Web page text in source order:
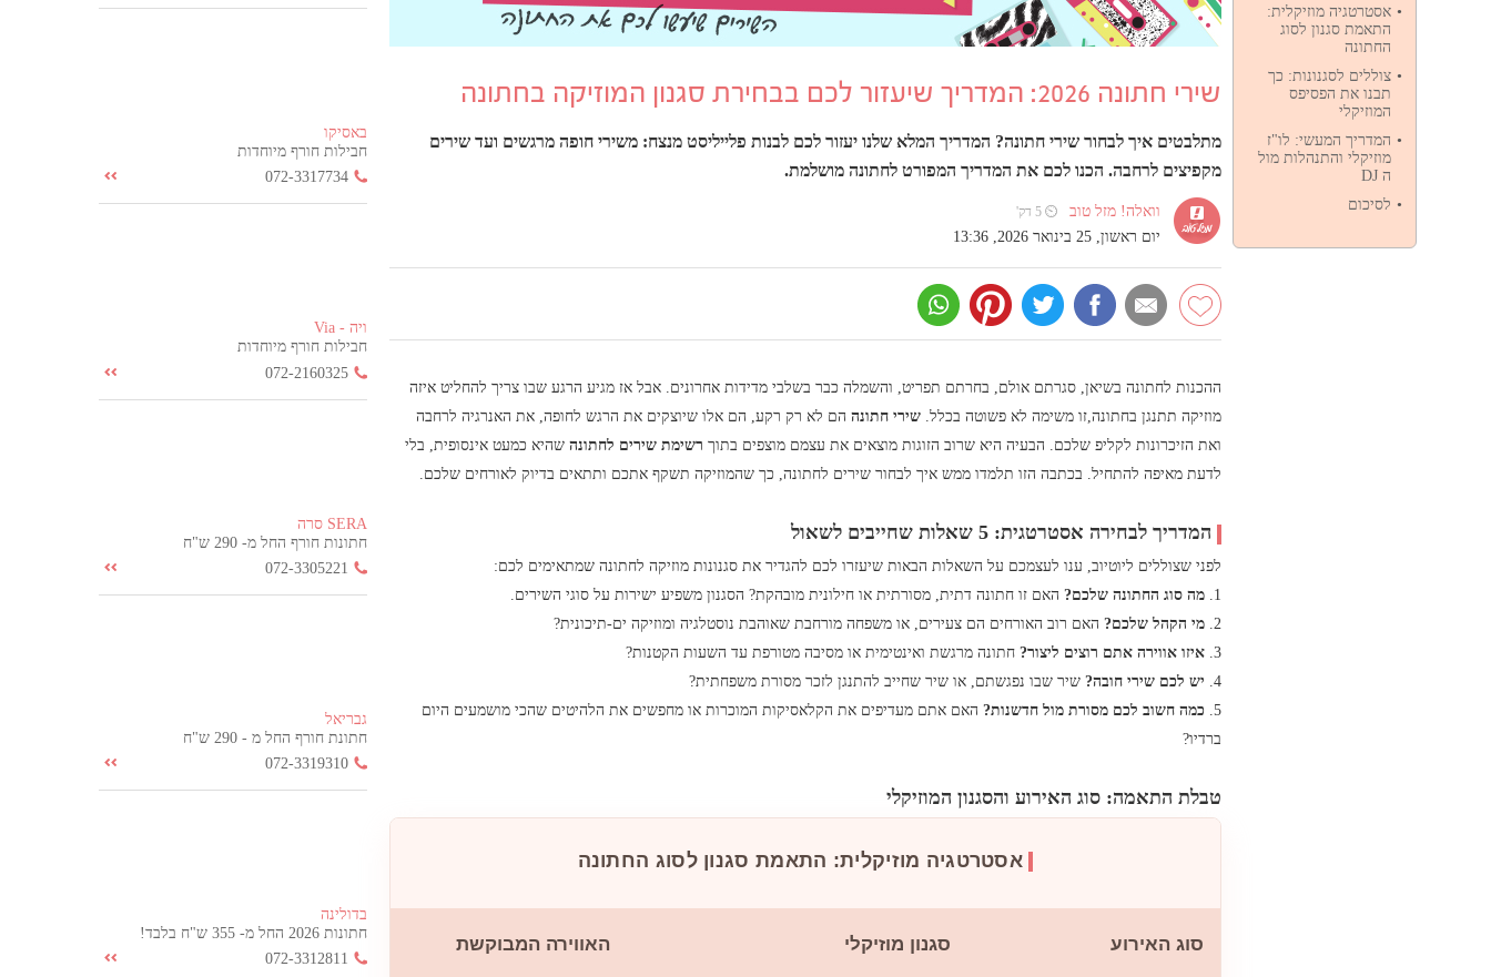
אסטרטגיה מוזיקלית:
התאמת סגנון לסוג
החתונה
צוללים לסגנונות: כך
תבנו את הפסיפס
המוזיקלי
המדריך המעשי: לו"ז
מוזיקלי והתנהלות מול
ה DJ
לסיכום
שירי חתונה 2026: המדריך שיעזור לכם בבחירת סגנון המוזיקה בחתונה
מתלבטים איך לבחור שירי חתונה? המדריך המלא שלנו יעזור לכם לבנות פלייליסט מנצח: משירי חופה מרגשים ועד שירים
מקפיצים לרחבה. הכנו לכם את המדריך המפורט לחתונה מושלמת.
וואלה! מזל טוב ⏲ 5 דק'
יום ראשון, 25 בינואר 2026, 13:36
ההכנות לחתונה בשיאן, סגרתם אולם, בחרתם תפריט, והשמלה כבר בשלבי מדידות אחרונים. אבל אז מגיע הרגע שבו צריך להחליט איזה
מוזיקה תתנגן בחתונה,זו משימה לא פשוטה בכלל.שירי חתונה הם לא רק רקע, הם אלו שיוצקים את הרגש לחופה, את האנרגיה לרחבה
ואת הזיכרונות לקליפ שלכם. הבעיה היא שרוב הזוגות מוצאים את עצמם מוצפים בתוך רשימת שירים לחתונה שהיא כמעט אינסופית, בלי
לדעת מאיפה להתחיל. בכתבה הזו תלמדו ממש איך לבחור שירים לחתונה, כך שהמוזיקה תשקף אתכם ותתאים בדיוק לאורחים שלכם.
המדריך לבחירה אסטרטגית: 5 שאלות שחייבים לשאול
לפני שצוללים ליוטיוב, ענו לעצמכם על השאלות הבאות שיעזרו לכם להגדיר את סגנונות מוזיקה לחתונה שמתאימים לכם:
1. מה סוג החתונה שלכם? האם זו חתונה דתית, מסורתית או חילונית מובהקת? הסגנון משפיע ישירות על סוגי השירים.
2. מי הקהל שלכם? האם רוב האורחים הם צעירים, או משפחה מורחבת שאוהבת נוסטלגיה ומוזיקה ים-תיכונית?
3. איזו אווירה אתם רוצים ליצור? חתונה מרגשת ואינטימית או מסיבה מטורפת עד השעות הקטנות?
4. יש לכם שירי חובה?שיר שבו נפגשתם, או שיר שחייב להתנגן לזכר מסורת משפחתית?
5. כמה חשוב לכם מסורת מול חדשנות? האם אתם מעדיפים את הקלאסיקות המוכרות או מחפשים את הלהיטים שהכי מושמעים היום
ברדיו?
טבלת התאמה: סוג האירוע והסגנון המוזיקלי
אסטרטגיה מוזיקלית: התאמת סגנון לסוג החתונה
סוג האירוע סגנון מוזיקלי האווירה המבוקשת
באסיקו
חבילות חורף מיוחדות
072-3317734
ויה - Via
חבילות חורף מיוחדות
072-2160325
SERA סרה
חתונות חורף החל מ- 290 ש"ח
072-3305221
גבריאל
חתונת חורף החל מ - 290 ש"ח
072-3319310
בדולינה
חתונות 2026 החל מ- 355 ש"ח בלבד!
072-3312811